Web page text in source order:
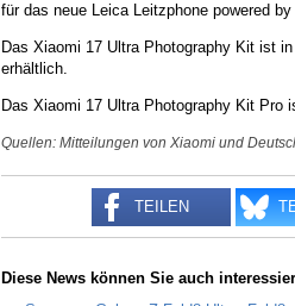
für das neue Leica Leitzphone powered
Das Xiaomi 17 Ultra Photography Kit ist
erhältlich.
Das Xiaomi 17 Ultra Photography Kit Pro
Quellen: Mitteilungen von Xiaomi und
TEILEN
Diese News können Sie auch